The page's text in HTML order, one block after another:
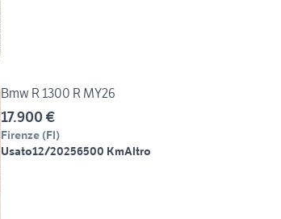
Bmw R 1300 R MY26
17.900 €
Firenze (FI)
Usato12/20256500 KmAltro